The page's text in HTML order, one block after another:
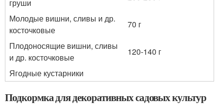
груши
Молодые вишни, сливы и др.
косточковые
70 г
Плодоносящие вишни, сливы
и др. косточковые
120-140 г
Ягодные кустарники
Подкормка для декоративных садовых культур